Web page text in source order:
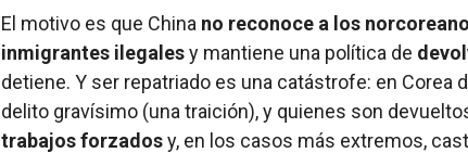
El motivo es que China no reconoce a los
inmigrantes ilegalesy mantiene una política de
detiene. Y ser repatriado es una catástrofe: en Corea
delito gravísimo (una traición), y quienes son
trabajos forzadosy, en los casos más extremos,